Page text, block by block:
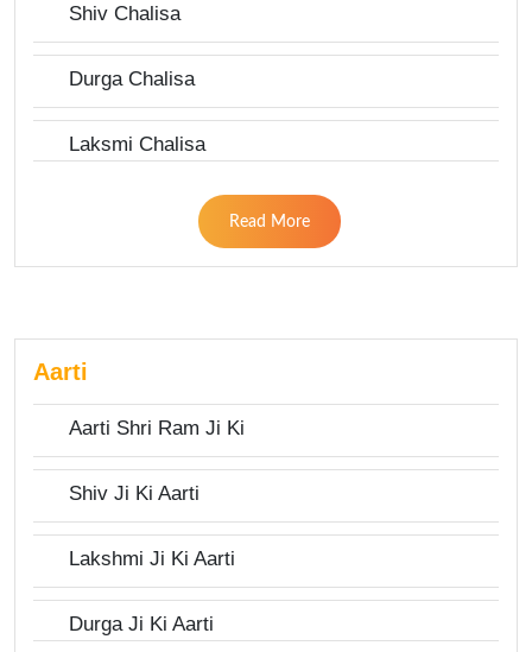
Shiv Chalisa
Durga Chalisa
Laksmi Chalisa
Read More
Aarti
Aarti Shri Ram Ji Ki
Shiv Ji Ki Aarti
Lakshmi Ji Ki Aarti
Durga Ji Ki Aarti